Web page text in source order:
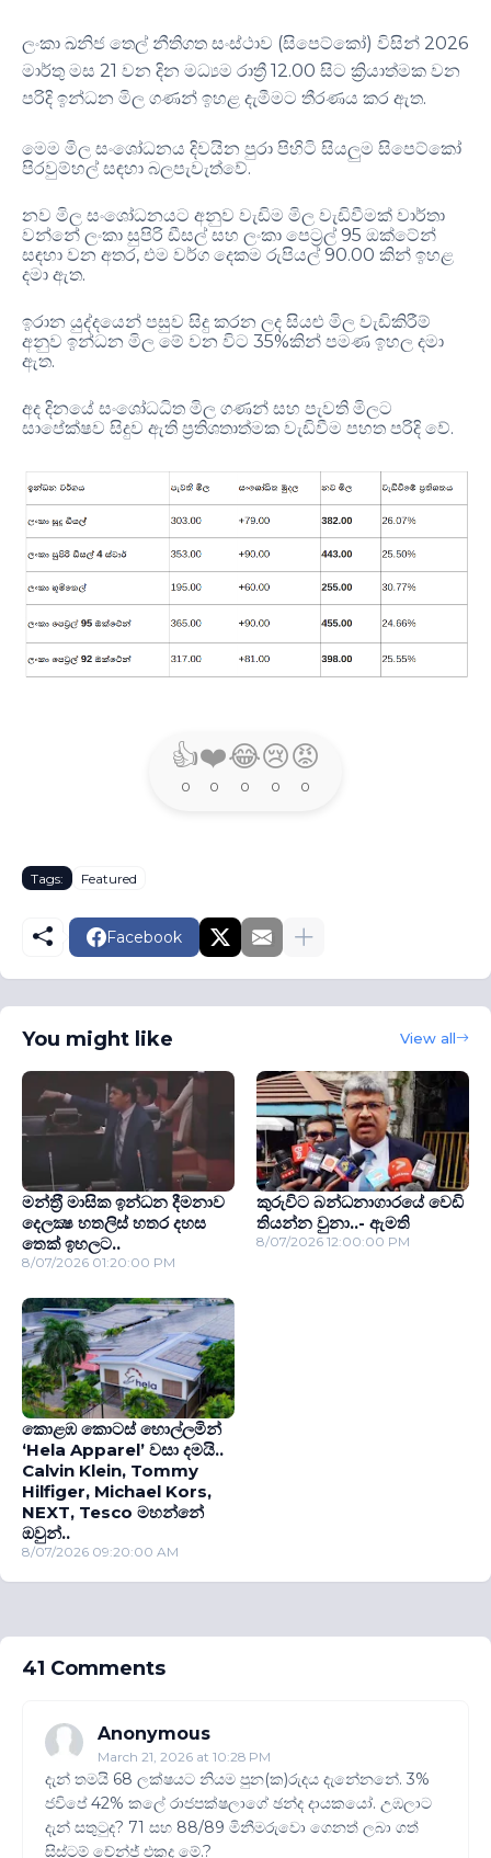
ලංකා ඛනිජ තෙල් නීතිගත සංස්ථාව (සිපෙට්කෝ) විසින් 2026
මාර්තු මස 21 වන දින මධ්‍යම රාත්‍රී 12.00 සිට ක්‍රියාත්මක වන
පරිදි ඉන්ධන මිල ගණන් ඉහළ දැමීමට තීරණය කර ඇත.
මෙම මිල සංශෝධනය දිවයින පුරා පිහිටි සියලුම සිපෙට්කෝ
පිරවුම්හල් සඳහා බලපැවැත්වේ.
නව මිල සංශෝධනයට අනුව වැඩිම මිල වැඩිවීමක් වාර්තා
වන්නේ ලංකා සුපිරි ඩීසල් සහ ලංකා පෙට්‍රල් 95 ඔක්ටේන්
සඳහා වන අතර, එම වර්ග දෙකම රුපියල් 90.00 කින් ඉහළ
දමා ඇත.
ඉරාන යුද්දයෙන් පසුව සිදු කරන ලද සියළු මිල වැඩිකිරීම්
අනුව ඉන්ධන මිල මේ වන විට 35%කින් පමණ ඉහල දමා
ඇත.
අද දිනයේ සංශෝධධිත මිල ගණන් සහ පැවති මිලට
සාපේක්ෂව සිදුව ඇති ප්‍රතිශතාත්මක වැඩිවීම පහත පරිදි වේ.
👍
0
❤️
0
😂
0
😢
0
😡
0
Tags: Featured
Facebook
You might like View all
මන්ත‍්‍රී මාසික ඉන්ධන දීමනාව
දෙලක්‍ෂ හතලිස් හතර දහස
තෙක් ඉහලට..
8/07/2026 01:20:00 PM
කුරුවිට බන්ධනාගාරයේ වෙඩි
තියන්න වුනා..- ඇමති
8/07/2026 12:00:00 PM
කොළඹ කොටස් හොල්ලමින්
‘Hela Apparel’ වසා දමයි..
Calvin Klein, Tommy
Hilfiger, Michael Kors,
NEXT, Tesco මහන්නේ
ඔවුන්..
8/07/2026 09:20:00 AM
41 Comments
Anonymous
March 21, 2026 at 10:28 PM
දැන් තමයි 68 ලක්ෂයට නියම පුන(ක)රුදය දැනේනනේ. 3%
ජවිපේ 42% කලේ රාජපක්ෂලාගේ ඡන්ද දායකයෝ. උඹලාට
දැන් සතුටුද? 71 සහ 88/89 මිනීමරුවො ගෙනත් ලබා ගත්
සිස්ටම් චේන්ජ් එකද මේ.?